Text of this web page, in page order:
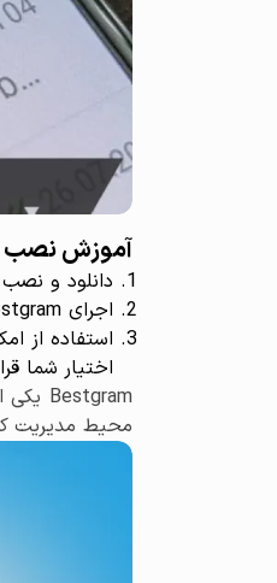
آموزش نصب
دانلود و نصب Bestgram: ابتدا اپلیکیشن Bestgram را از اپ استور دانلود و نصب کنید.
اجرای Bestgram و اضافه کردن حساب‌ها: پس از نصب، اپلیکیشن را اجرا کنید و با دنبال کردن دستورالعمل‌های ساده، حساب‌های تلگرام خود را به آن اضافه کنید.
اختیار شما
محیط مدیریت